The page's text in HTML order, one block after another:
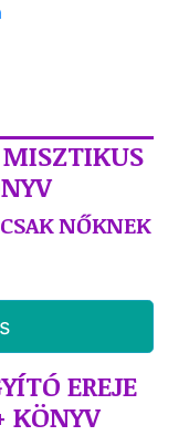
MISZTIKUS
NŐKNEK
EREJE
KÖNYV